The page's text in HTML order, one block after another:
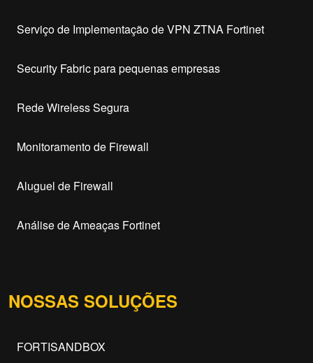
Serviço de Implementação de VPN ZTNA Fortinet
Security Fabric para pequenas empresas
Rede Wireless Segura
Monitoramento de Firewall
Aluguel de Firewall
Análise de Ameaças Fortinet
NOSSAS SOLUÇÕES
FORTISANDBOX